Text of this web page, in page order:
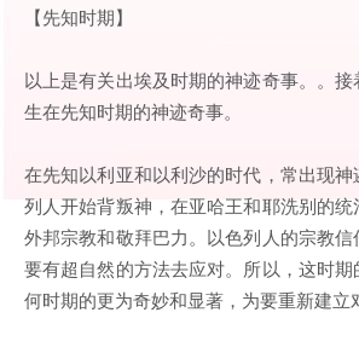
【先知时期】
以上是有关出埃及时期的神迹奇事。。
生在先知时期的神迹奇事。
在先知以利亚和以利沙的时代，常出现
列人开始背叛神，在亚哈王和耶洗别的
外邦宗教和敬拜巴力。以色列人的宗教
要有超自然的方法去应对。所以，这时
何时期的更为奇妙和显著，为要重新建立